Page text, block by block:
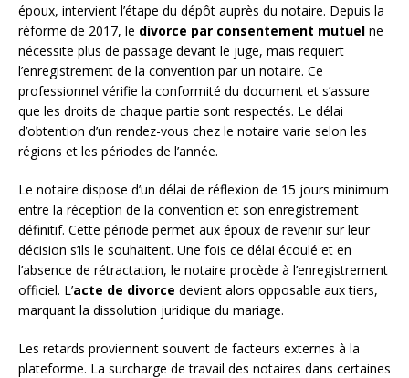
époux, intervient l’étape du dépôt auprès du notaire. Depuis la
réforme de 2017, le divorce par consentement mutuel ne
nécessite plus de passage devant le juge, mais requiert
l’enregistrement de la convention par un notaire. Ce
professionnel vérifie la conformité du document et s’assure
que les droits de chaque partie sont respectés. Le délai
d’obtention d’un rendez-vous chez le notaire varie selon les
régions et les périodes de l’année.
Le notaire dispose d’un délai de réflexion de 15 jours minimum
entre la réception de la convention et son enregistrement
définitif. Cette période permet aux époux de revenir sur leur
décision s’ils le souhaitent. Une fois ce délai écoulé et en
l’absence de rétractation, le notaire procède à l’enregistrement
officiel. L’acte de divorce devient alors opposable aux tiers,
marquant la dissolution juridique du mariage.
Les retards proviennent souvent de facteurs externes à la
plateforme. La surcharge de travail des notaires dans certaines